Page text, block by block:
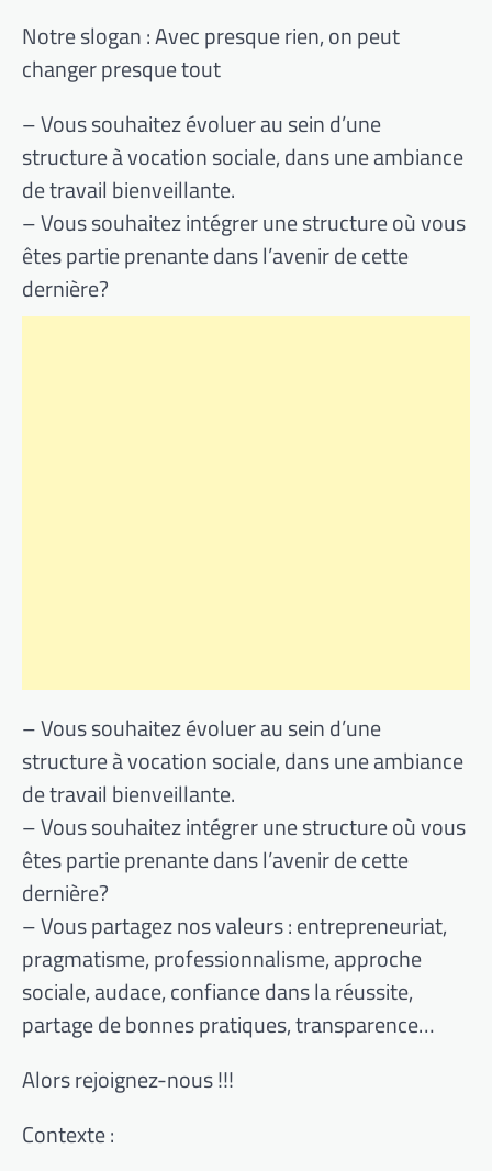
Notre slogan : Avec presque rien, on peut
changer presque tout
– Vous souhaitez évoluer au sein d’une
structure à vocation sociale, dans une ambiance
de travail bienveillante.
– Vous souhaitez intégrer une structure où vous
êtes partie prenante dans l’avenir de cette
dernière?
– Vous souhaitez évoluer au sein d’une
structure à vocation sociale, dans une ambiance
de travail bienveillante.
– Vous souhaitez intégrer une structure où vous
êtes partie prenante dans l’avenir de cette
dernière?
– Vous partagez nos valeurs : entrepreneuriat,
pragmatisme, professionnalisme, approche
sociale, audace, confiance dans la réussite,
partage de bonnes pratiques, transparence…
Alors rejoignez-nous !!!
Contexte :